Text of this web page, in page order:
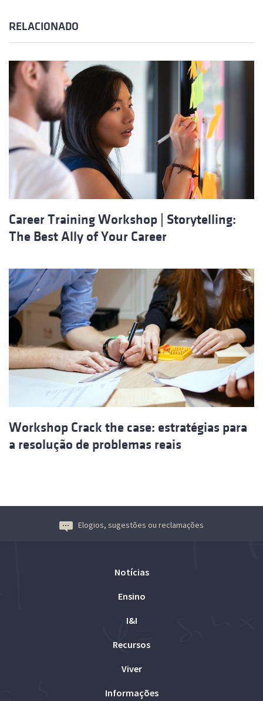
RELACIONADO
Career Training Workshop | Storytelling:
The Best Ally of Your Career
Workshop Crack the case: estratégias para
a resolução de problemas reais
Elogios, sugestões ou reclamações
Notícias
Ensino
I&I
Recursos
Viver
Informações